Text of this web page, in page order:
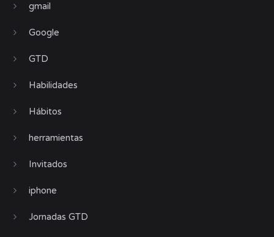
gmail
Google
GTD
Habilidades
Hábitos
herramientas
Invitados
iphone
Jornadas GTD